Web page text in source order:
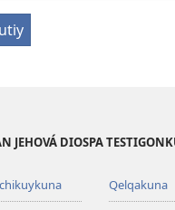
JEHOVÁ DIOSPA
Qelqakuna